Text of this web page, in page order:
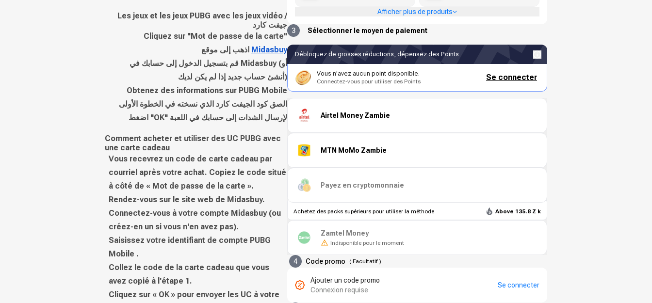
Les jeux et les jeux PUBG avec les jeux vidéo /
جيفت كارد
Cliquez sur "Mot de passe de la carte"
Midasbuy
قم بتسجيل الدخول إلى حسابك في Midasbuy (أو
أنشئ حساب جديد إذا لم يكن لديك)
Obtenez des informations sur PUBG Mobile
الصق كود الجيفت كارد الذي نسخته في الخطوة الأولى
اضغط "OK" لإرسال الشدات إلى حسابك في اللعبة
Comment acheter et utiliser des UC PUBG avec
une carte cadeau
Vous recevrez un code de carte cadeau par
courriel après votre achat. Copiez le code situé
à côté de « Mot de passe de la carte ».
Rendez-vous sur le site web de Midasbuy.
Connectez-vous à votre compte Midasbuy (ou
créez-en un si vous n'en avez pas).
Saisissez votre identifiant de compte PUBG
Mobile .
Collez le code de la carte cadeau que vous
avez copié à l'étape 1.
Cliquez sur « OK » pour envoyer les UC à votre
Afficher plus de produits
3 Sélectionner le moyen de paiement
Débloquez de grosses réductions, dépensez des Points
Vous n'avez aucun point disponible.
Connectez-vous pour utiliser des Points Se connecter
Airtel Money Zambie
MTN MoMo Zambie
Payez en cryptomonnaie
Achetez des packs supérieurs pour utiliser la méthode Above 135.8 Z k
Zamtel Money
Indisponible pour le moment
4 Code promo ( Facultatif)
Ajouter un code promo
Connexion requise
Se connecter